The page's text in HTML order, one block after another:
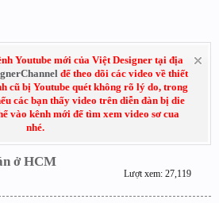
Youtube mới của Việt Designer tại địa
để theo dõi các video về thiết
cũ bị Youtube quét không rõ lý do, trong
các bạn thấy video trên diễn đàn bị die
vào kênh mới để tìm xem video sơ cua
nhé.
ở HCM
Lượt xem: 27,119